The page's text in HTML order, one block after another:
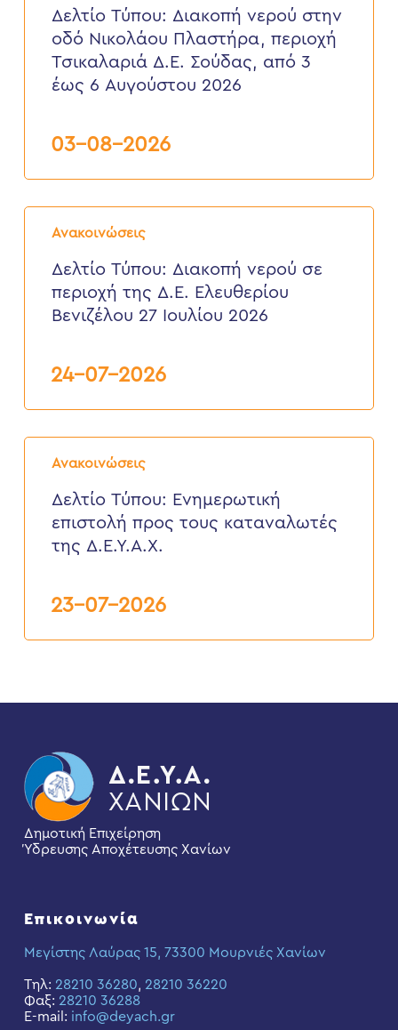
νερού
στην
Νικολάου
Πλαστήρα,
περιοχή
Σούδας,
έως
2026
Δελτίο Τύπου: Διακοπή νερού στην
οδό Νικολάου Πλαστήρα, περιοχή
Τσικαλαριά Δ.Ε. Σούδας, από 3
έως 6 Αυγούστου 2026
03-08-2026
Ανακοινώσεις
Δελτίο
Τύπου:
νερού
περιοχή
2026
Δελτίο Τύπου: Διακοπή νερού σε
περιοχή της Δ.Ε. Ελευθερίου
Βενιζέλου 27 Ιουλίου 2026
24-07-2026
Ανακοινώσεις
Δελτίο
Τύπου:
επιστολή
προς
τους
καταναλωτές
Δελτίο Τύπου: Eνημερωτική
επιστολή προς τους καταναλωτές
της Δ.Ε.Υ.Α.Χ.
23-07-2026
Δημοτική Επιχείρηση
Ύδρευσης Αποχέτευσης Χανίων
Επικοινωνία
Μεγίστης Λαύρας 15, 73300 Μουρνιές Χανίων
Τηλ: 28210 36280, 28210 36220
Φαξ: 28210 36288
E-mail: info@deyach.gr